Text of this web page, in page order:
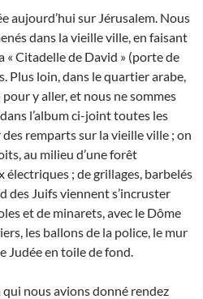
aujourd’hui sur Jérusalem. Nous
dans la vieille ville, en faisant
« Citadelle de David » (porte de
Plus loin, dans le quartier arabe,
y aller, et nous ne sommes
l’album ci-joint toutes les
remparts sur la vieille ville ; on
au milieu d’une forêt
; de grillages, barbelés
des Juifs viennent s’incruster
et de minarets, avec le Dôme
les ballons de la police, le mur
Judée en toile de fond.
qui nous avions donné rendez